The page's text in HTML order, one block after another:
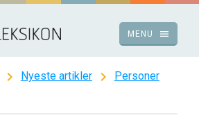
menu
MENU
chevron_right Nyeste artikler chevron_right Personer